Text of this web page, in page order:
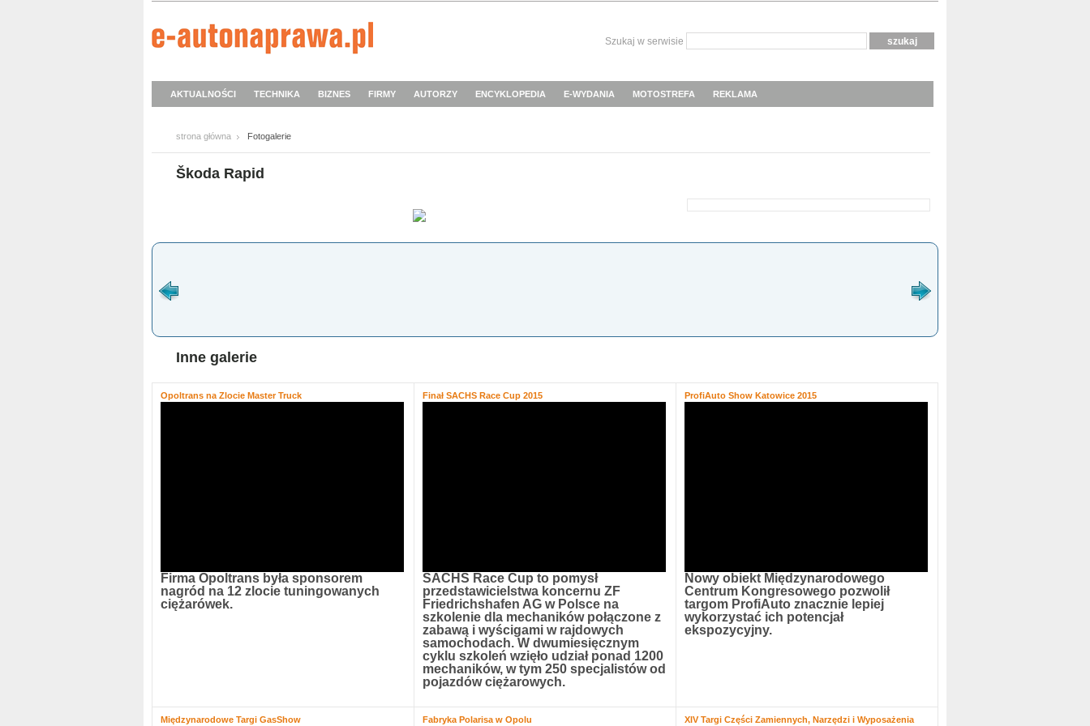
Szukaj w serwisie
AKTUALNOŚCI TECHNIKA BIZNES FIRMY AUTORZY ENCYKLOPEDIA E-WYDANIA MOTOSTREFA REKLAMA
strona główna Fotogalerie
Škoda Rapid
Inne galerie
Opoltrans na Zlocie Master Truck
Firma Opoltrans była sponsorem
nagród na 12 zlocie tuningowanych
ciężarówek.
Finał SACHS Race Cup 2015
SACHS Race Cup to pomysł
przedstawicielstwa koncernu ZF
Friedrichshafen AG w Polsce na
szkolenie dla mechaników połączone z
zabawą i wyścigami w rajdowych
samochodach. W dwumiesięcznym
cyklu szkoleń wzięło udział ponad 1200
mechaników, w tym 250 specjalistów od
pojazdów ciężarowych.
ProfiAuto Show Katowice 2015
Nowy obiekt Międzynarodowego
Centrum Kongresowego pozwolił
targom ProfiAuto znacznie lepiej
wykorzystać ich potencjał
ekspozycyjny.
Międzynarodowe Targi GasShow Fabryka Polarisa w Opolu XIV Targi Części Zamiennych, Narzędzi i Wyposażenia